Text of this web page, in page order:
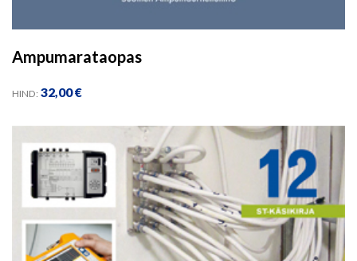
Ampumarataopas
HIND: 32,00€